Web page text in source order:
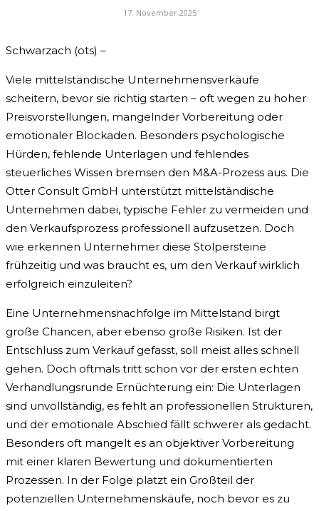
17. November 2025
Schwarzach (ots) –
Viele mittelständische Unternehmensverkäufe
scheitern, bevor sie richtig starten – oft wegen zu hoher
Preisvorstellungen, mangelnder Vorbereitung oder
emotionaler Blockaden. Besonders psychologische
Hürden, fehlende Unterlagen und fehlendes
steuerliches Wissen bremsen den M&A-Prozess aus. Die
Otter Consult GmbH unterstützt mittelständische
Unternehmen dabei, typische Fehler zu vermeiden und
den Verkaufsprozess professionell aufzusetzen. Doch
wie erkennen Unternehmer diese Stolpersteine
frühzeitig und was braucht es, um den Verkauf wirklich
erfolgreich einzuleiten?
Eine Unternehmensnachfolge im Mittelstand birgt
große Chancen, aber ebenso große Risiken. Ist der
Entschluss zum Verkauf gefasst, soll meist alles schnell
gehen. Doch oftmals tritt schon vor der ersten echten
Verhandlungsrunde Ernüchterung ein: Die Unterlagen
sind unvollständig, es fehlt an professionellen Strukturen,
und der emotionale Abschied fällt schwerer als gedacht.
Besonders oft mangelt es an objektiver Vorbereitung
mit einer klaren Bewertung und dokumentierten
Prozessen. In der Folge platzt ein Großteil der
potenziellen Unternehmenskäufe, noch bevor es zu